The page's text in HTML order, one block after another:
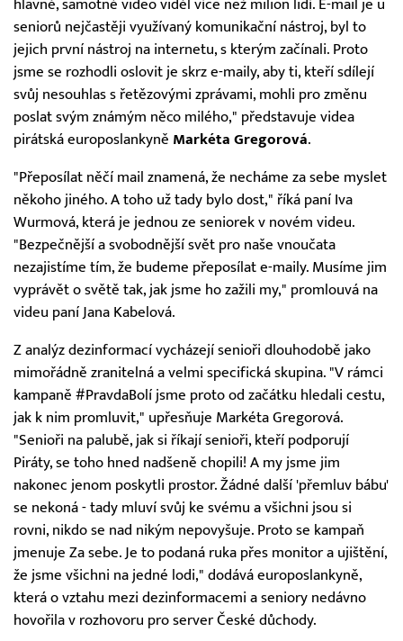
hlavně, samotné video viděl více než milion lidí. E-mail je u
seniorů nejčastěji využívaný komunikační nástroj, byl to
jejich první nástroj na internetu, s kterým začínali. Proto
jsme se rozhodli oslovit je skrz e-maily, aby ti, kteří sdílejí
svůj nesouhlas s řetězovými zprávami, mohli pro změnu
poslat svým známým něco milého," představuje videa
pirátská europoslankyně Markéta Gregorová.
"Přeposílat něčí mail znamená, že necháme za sebe myslet
někoho jiného. A toho už tady bylo dost," říká paní Iva
Wurmová, která je jednou ze seniorek v novém videu.
"Bezpečnější a svobodnější svět pro naše vnoučata
nezajistíme tím, že budeme přeposílat e-maily. Musíme jim
vyprávět o světě tak, jak jsme ho zažili my," promlouvá na
videu paní Jana Kabelová.
Z analýz dezinformací vycházejí senioři dlouhodobě jako
mimořádně zranitelná a velmi specifická skupina. "V rámci
kampaně #PravdaBolí jsme proto od začátku hledali cestu,
jak k nim promluvit," upřesňuje Markéta Gregorová.
"Senioři na palubě, jak si říkají senioři, kteří podporují
Piráty, se toho hned nadšeně chopili! A my jsme jim
nakonec jenom poskytli prostor. Žádné další 'přemluv bábu'
se nekoná - tady mluví svůj ke svému a všichni jsou si
rovni, nikdo se nad nikým nepovyšuje. Proto se kampaň
jmenuje Za sebe. Je to podaná ruka přes monitor a ujištění,
že jsme všichni na jedné lodi," dodává europoslankyně,
která o vztahu mezi dezinformacemi a seniory nedávno
hovořila v rozhovoru pro server České důchody.